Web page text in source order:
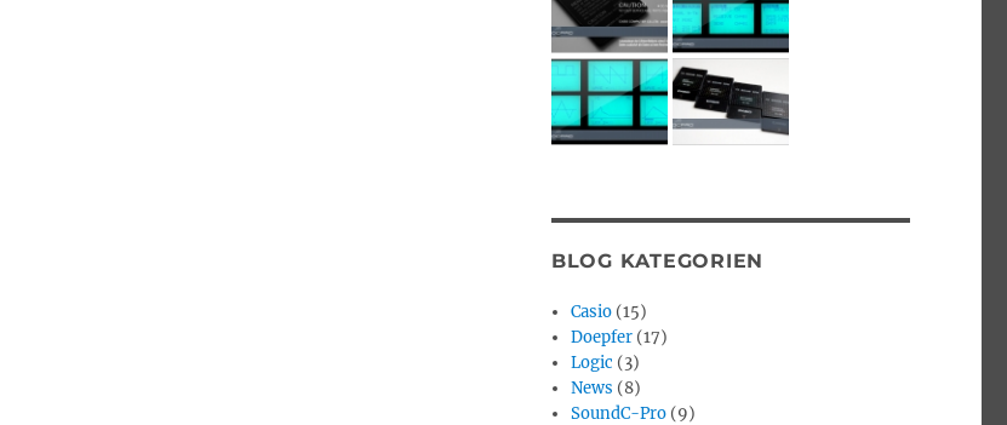
BLOG KATEGORIEN
Casio (15)
Doepfer (17)
Logic (3)
News (8)
SoundC-Pro (9)